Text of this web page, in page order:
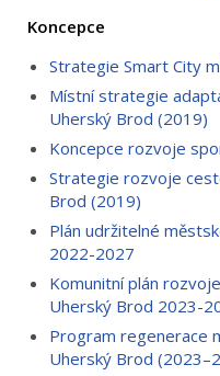
Koncepce
Strategie Smart City
Místní strategie
Uherský Brod (2019)
Koncepce rozvoje
Strategie rozvoje
Brod (2019)
Plán udržitelné
2022-2027
Komunitní plán
Uherský Brod 2023-
Program regenerace
Uherský Brod